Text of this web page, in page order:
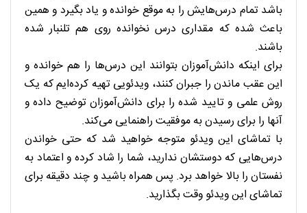
باشد تمام درس‌هایش را به موقع خوانده و یاد بگیرد و همین
باعث شده که مقداری درس نخوانده روی هم تلنبار شده
باشند.
برای اینکه دانش‌آموزان بتوانند این درس‌ها را هم خوانده و
این عقب ماندن را جبران کنند، ویدئویی تهیه کرده‌ایم که یک
روش علمی و تایید شده را برای دانش‌آموزان توضیح داده و
آنها را برای رسیدن به موفقیت راهنمایی می‌کند.
با تماشای این ویدئو متوجه خواهید شد که حتی خواندن
درس‌هایی که دوستشان ندارید، شما را شاد کرده و اعتماد به
نفستان را بالا خواهد برد. پس همراه باشید و چند دقیقه برای
تماشای این ویدئو وقت بگذارید.